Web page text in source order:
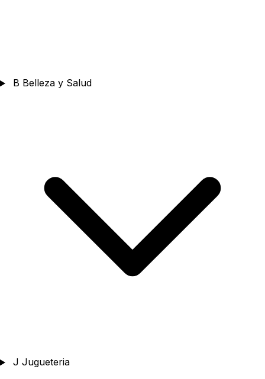
B Belleza y Salud
J Jugueteria